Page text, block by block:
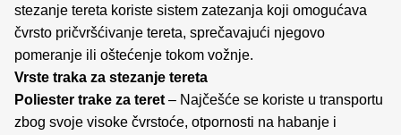
stezanje tereta koriste sistem zatezanja koji omogućava
čvrsto pričvršćivanje tereta, sprečavajući njegovo
pomeranje ili oštećenje tokom vožnje.
Vrste traka za stezanje tereta
Poliester trake za teret – Najčešće se koriste u transportu
zbog svoje visoke čvrstoće, otpornosti na habanje i